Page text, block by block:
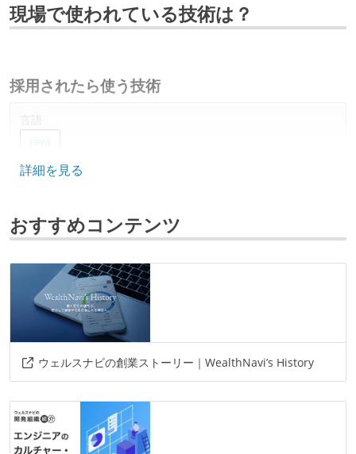
現場で使われている技術は？
採用されたら使う技術
言語
java
データベース
プロジェクト管理
jira
github
情報共有ツール
slack
その他
springboot
quarkus aws gcp
datadog
jp1
bitbucket-pipeline
詳細を見る
おすすめコンテンツ
ウェルスナビの創業ストーリー｜WealthNavi’s History